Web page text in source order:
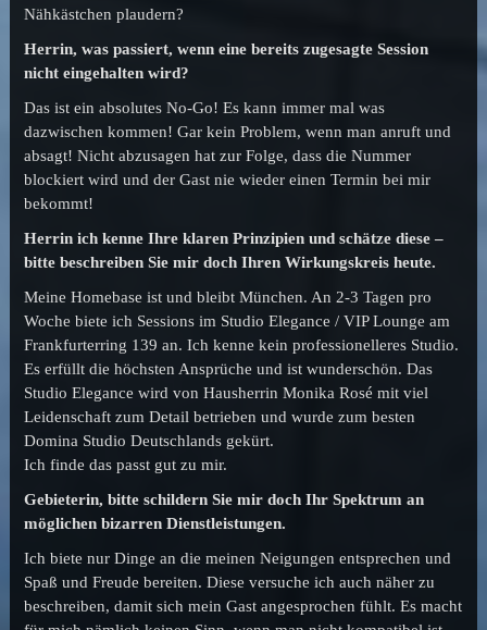
Nähkästchen plaudern?
Herrin, was passiert, wenn eine bereits zugesagte Session
nicht eingehalten wird?
Das ist ein absolutes No-Go! Es kann immer mal was
dazwischen kommen! Gar kein Problem, wenn man anruft und
absagt! Nicht abzusagen hat zur Folge, dass die Nummer
blockiert wird und der Gast nie wieder einen Termin bei mir
bekommt!
Herrin ich kenne Ihre klaren Prinzipien und schätze diese –
bitte beschreiben Sie mir doch Ihren Wirkungskreis heute.
Meine Homebase ist und bleibt München. An 2-3 Tagen pro
Woche biete ich Sessions im Studio Elegance / VIP Lounge am
Frankfurterring 139 an. Ich kenne kein professionelleres Studio.
Es erfüllt die höchsten Ansprüche und ist wunderschön. Das
Studio Elegance wird von Hausherrin Monika Rosé mit viel
Leidenschaft zum Detail betrieben und wurde zum besten
Domina Studio Deutschlands gekürt.
Ich finde das passt gut zu mir.
Gebieterin, bitte schildern Sie mir doch Ihr Spektrum an
möglichen bizarren Dienstleistungen.
Ich biete nur Dinge an die meinen Neigungen entsprechen und
Spaß und Freude bereiten. Diese versuche ich auch näher zu
beschreiben, damit sich mein Gast angesprochen fühlt. Es macht